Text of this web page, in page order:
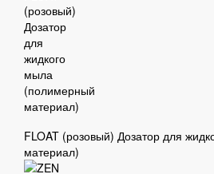
FLOAT (розовый) Дозатор для
материал)